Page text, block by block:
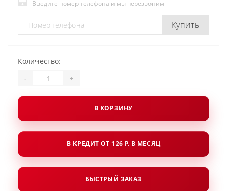
Введите номер телефона и мы перезвоним
Купить
Количество:
- +
В КОРЗИНУ
В КРЕДИТ ОТ 126 Р. В МЕСЯЦ
БЫСТРЫЙ ЗАКАЗ